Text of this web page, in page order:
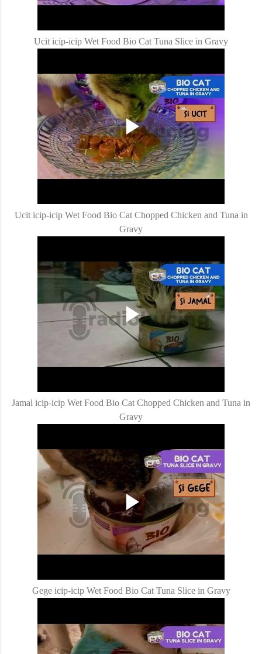
Ucit icip-icip Wet Food Bio Cat Tuna Slice in Gravy
Ucit icip-icip Wet Food Bio Cat Chopped Chicken and Tuna in
Gravy
Jamal icip-icip Wet Food Bio Cat Chopped Chicken and Tuna in
Gravy
Gege icip-icip Wet Food Bio Cat Tuna Slice in Gravy